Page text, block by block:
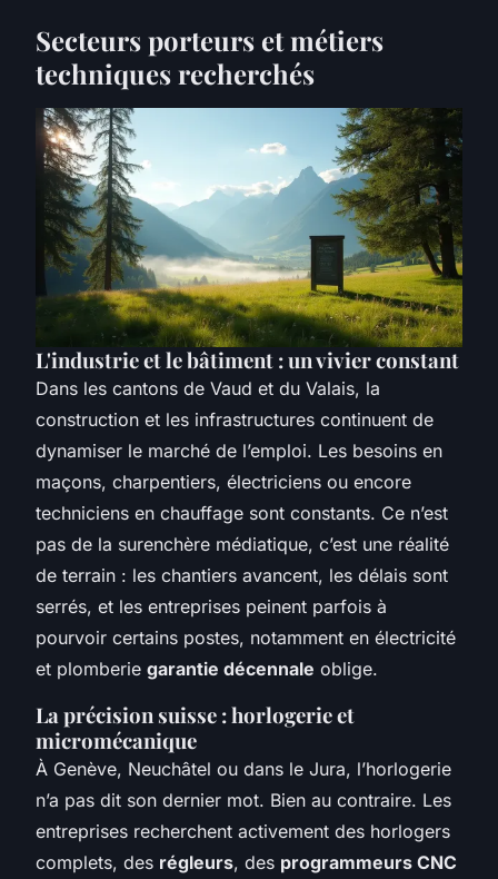
Secteurs porteurs et métiers
techniques recherchés
L'industrie et le bâtiment : un vivier constant
Dans les cantons de Vaud et du Valais, la
construction et les infrastructures continuent de
dynamiser le marché de l’emploi. Les besoins en
maçons, charpentiers, électriciens ou encore
techniciens en chauffage sont constants. Ce n’est
pas de la surenchère médiatique, c’est une réalité
de terrain : les chantiers avancent, les délais sont
serrés, et les entreprises peinent parfois à
pourvoir certains postes, notamment en électricité
et plomberie garantie décennale oblige.
La précision suisse : horlogerie et
micromécanique
À Genève, Neuchâtel ou dans le Jura, l’horlogerie
n’a pas dit son dernier mot. Bien au contraire. Les
entreprises recherchent activement des horlogers
complets, des régleurs, des programmeurs CNC